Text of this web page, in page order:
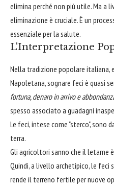
elimina perché non più utile. Ma a
eliminazione è cruciale. È un
essenziale per la salute.
L'Interpretazione
Nella tradizione popolare italiana,
Napoletana, sognare feci è quasi
fortuna, denaro in arrivo e
spesso associato a guadagni
Le feci, intese come "sterco",
terra.
Gli agricoltori sanno che il letame
Quindi, a livello archetipico, le feci
rende il terreno fertile per nuove